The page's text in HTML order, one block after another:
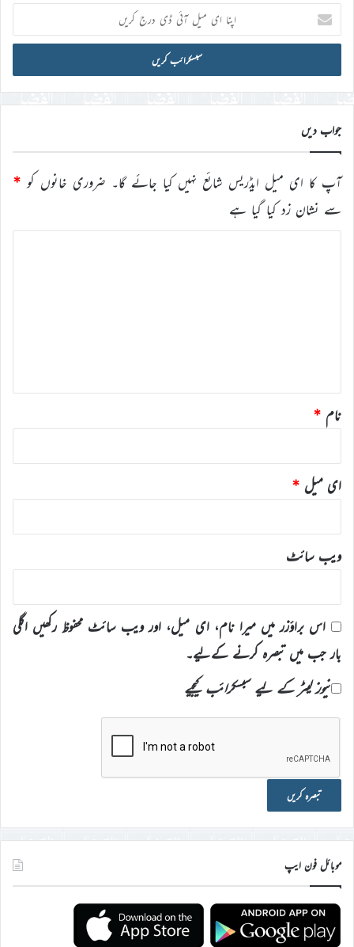
اپنا
ای
میل
ڈی
درج
کریں
جواب دیں
آپ کا ای میل ایڈریس شائع نہیں کیا جائے گا۔ ضروری خانوں کو *
سے نشان زد کیا گیا ہے
نام *
ای میل *
ویب‌ سائٹ
اس براؤزر میں میرا نام، ای میل، اور ویب سائٹ محفوظ رکھیں اگلی
بار جب میں تبصرہ کرنے کےلیے۔
نیوز لیٹر کے لیے سبسکرائب کیجیے
موبائل فون ایپ